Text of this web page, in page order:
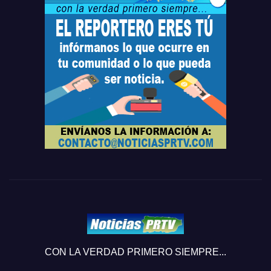
CON LA VERDAD PRIMERO SIEMPRE...